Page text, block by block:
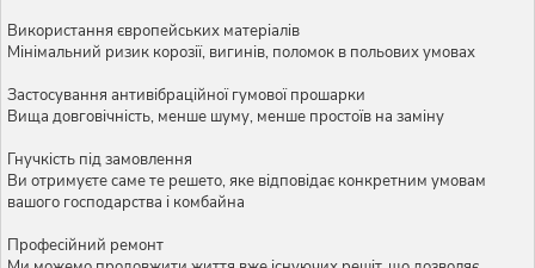
Використання європейських матеріалів
Мінімальний ризик корозії, вигинів, поломок в польових умовах
Застосування антивібраційної гумової прошарки
Вища довговічність, менше шуму, менше простоїв на заміну
Гнучкість під замовлення
Ви отримуєте саме те решето, яке відповідає конкретним умовам
вашого господарства і комбайна
Професійний ремонт